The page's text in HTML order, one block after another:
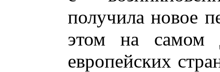
получила новое
этом на самом
европейских